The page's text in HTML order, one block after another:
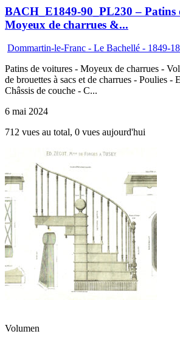
BACH_E1849-90_PL230 – Patins
Moyeux de charrues &...
Dommartin-le-Franc - Le Bachellé - 1849-
Patins de voitures - Moyeux de charrues -
de brouettes à sacs et de charrues - Poulies -
Châssis de couche - C...
6 mai 2024
712 vues au total, 0 vues aujourd'hui
Volumen